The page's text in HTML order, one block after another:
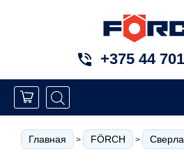
+375 44
Главная > FÖRCH >